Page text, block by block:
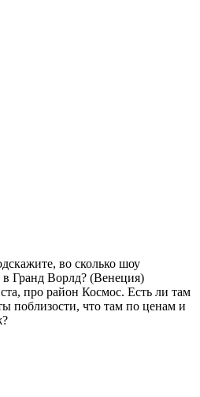
во сколько шоу
в Гранд Ворлд? (Венеция)
про район Космос. Есть ли там
поблизости, что там по ценам и